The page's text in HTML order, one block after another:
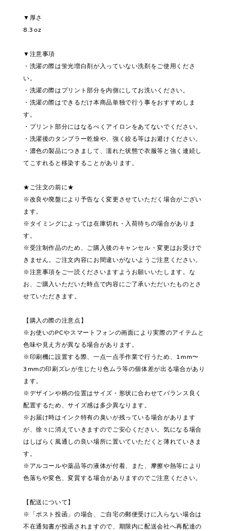
▼厚さ
8.3oz
▼注意事項
・洗濯の際は蛍光増白剤が入っていない洗剤をご使用くださ
い。
・洗濯の際はプリント部分を内側にしてお洗いください。
・洗濯の際はできるだけ本商品単独で行う事をおすすめしま
す。
・プリント部分にはなるべくアイロンをあてないでください。
・洗濯後のタンブラー乾燥や、強く絞る等はお避けください。
・濃色の製品につきまして、濡れた状態で衣服等と強く連続し
てこすれると移染することがあります。
★ご注文の前に★
※改良や廃盤により予告なく変更させていただく場合がござい
ます。
※タイミングによっては在庫切れ・入荷待ちの場合がありま
す。
※受注制作品のため、ご購入後のキャンセル・変更はお受けで
きません。ご注文内容にお間違いがないようご注意ください。
※注意事項をご一読くださいますようお願いいたします。な
お、ご購入いただいた時点で内容にご了承いただいたものとさ
せていただきます。
【購入の際の注意点】
※お使いのPCやスマートフォンの画面により実際のアイテムと
色味や見え方が異なる場合があります。
※印刷機に設置する際、一点一点手作業で行うため、1mm〜
3mmの印刷ズレが生じたり色ムラ等の個体差が出る場合があり
ます。
※デザインや柄の位置はサイズ・形状に合わせてバランス良く
配置するため、サイズ感は多少異なります。
※お届け時はインク特有の臭いが残っている場合があります
が、徐々に消えていきますのでご安心ください。気になる場合
はしばらく風通しの良い場所に置いていただくと薄れていきま
す。
※アルコールや薬品等の液体が付着、また、摩擦や熱等により
色落ちや変色、変質する場合がありますのでご注意ください。
【配送について】
※「ポスト投函」の場合、ご自宅の郵便受けに入らない場合は
不在通知書が投函されますので、期限内に配送会社へ再配達の